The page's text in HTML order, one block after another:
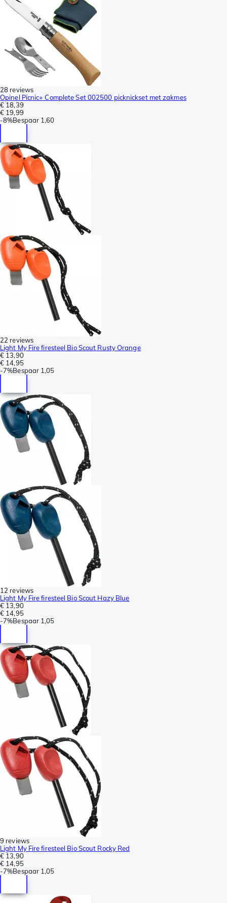
28 reviews
Opinel Picnic+ Complete Set 002500 picknickset met zakmes
€ 18,39
€ 19,99
-8%Bespaar 1,60
22 reviews
Light My Fire firesteel Bio Scout Rusty Orange
€ 13,90
€ 14,95
-7%Bespaar 1,05
12 reviews
Light My Fire firesteel Bio Scout Hazy Blue
€ 13,90
€ 14,95
-7%Bespaar 1,05
9 reviews
Light My Fire firesteel Bio Scout Rocky Red
€ 13,90
€ 14,95
-7%Bespaar 1,05